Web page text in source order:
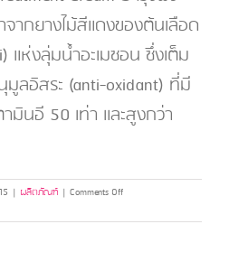
ากยางไม้สีแดงของต้นเลือด
แห่งลุ่มน้ำอะเมซอน ซึ่งเต็ม
มูลอิสระ (anti-oxidant) ที่มี
มินอี 50 เท่า และสูงกว่า
| ผลิตภัณฑ์ | Comments Offon
เนเจอร์